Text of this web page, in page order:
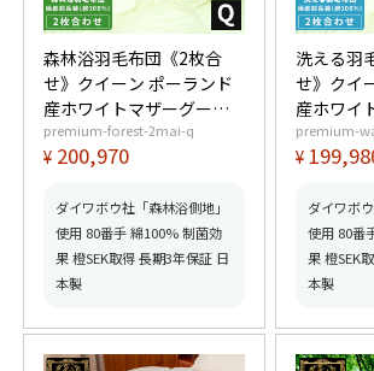
森林浴羽毛布団《2枚合
せ》クイーン ポーランド
産ホワイトマザーグース
ダウン95% (440dp以上)
合掛1.3kg、薄掛0.7kg
ド取得】【グッドふとん
マーク取得】
premium-forest-2mai-q
¥ 200,970
ダイワボウ社「森林浴側地」
使用 80番手 綿100% 制菌効
果 橙SEK取得 長期3年保証 日
本製
洗える羽
せ》クイ
産ホワイ
ダウン
合掛1.3kg
ド取得】
マーク取
premium-
¥
ダイワボ
使用 80番
果 橙SEK
本製